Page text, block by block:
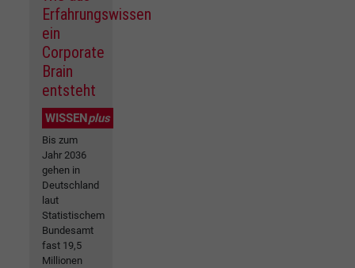
Erfahrungswissen
ein
Corporate
Brain
entsteht
WISSENplus
Bis zum
Jahr 2036
gehen in
Deutschland
laut
Statistischem
Bundesamt
fast 19,5
Millionen